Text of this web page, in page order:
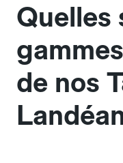
Quelles
de nos